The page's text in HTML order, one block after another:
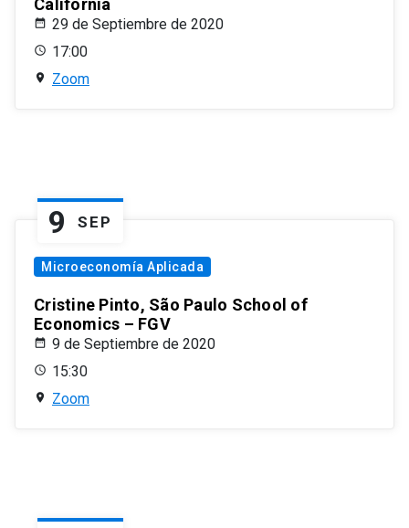
California
29 de Septiembre de 2020
17:00
Zoom
9 SEP
Microeconomía Aplicada
Cristine Pinto, São Paulo School of
Economics – FGV
9 de Septiembre de 2020
15:30
Zoom